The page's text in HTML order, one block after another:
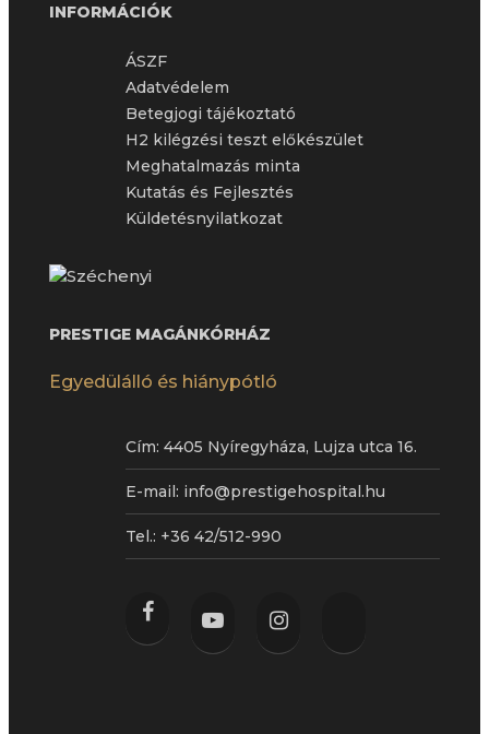
INFORMÁCIÓK
ÁSZF
Adatvédelem
Betegjogi tájékoztató
H2 kilégzési teszt előkészület
Meghatalmazás minta
Kutatás és Fejlesztés
Küldetésnyilatkozat
PRESTIGE MAGÁNKÓRHÁZ
Egyedülálló és hiánypótló
Cím:4405 Nyíregyháza, Lujza utca 16.
E-mail: info@prestigehospital.hu
Tel.: +36 42/512-990
facebookyoutube instagram